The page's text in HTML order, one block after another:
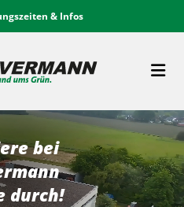
& Infos
bei
durch!